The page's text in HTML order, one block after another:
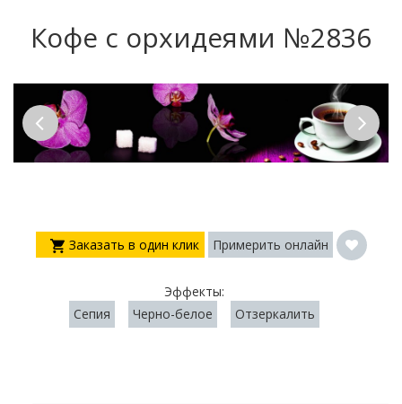
Кофе с орхидеями №2836
Заказать в один клик Примерить онлайн
Эффекты:
Сепия
Черно-белое Отзеркалить